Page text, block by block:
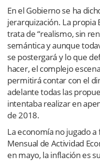
En el Gobierno se ha
jerarquización. La propia
trata de “realismo, sin
semántica y aunque
se postergará y lo que
hacer, el complejo
permitirá contar con el
adelante todas las
intentaba realizar en
de 2018.
La economía no jugado
Mensual de Actividad
en mayo, la inflación es